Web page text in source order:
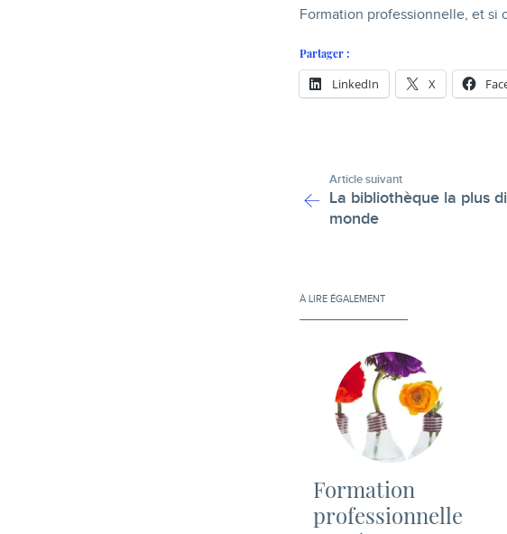
Formation professionnelle, et si
Partager :
LinkedIn X
Article suivant
La bibliothèque la plus
monde
À LIRE ÉGALEMENT
Formation
professionnelle